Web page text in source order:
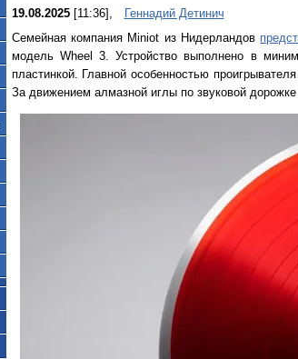
19.08.2025[11:36],
Геннадий Детинич
Семейная компания Miniot из Нидерландов
модель Wheel 3. Устройство выполнено в
пластинкой. Главной особенностью
За движением алмазной иглы по звуковой